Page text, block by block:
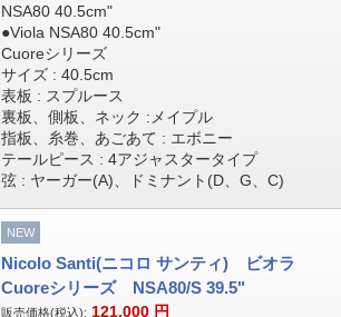
NSA80 40.5cm"
●Viola NSA80 40.5cm"
Cuoreシリーズ
サイズ : 40.5cm
表板 : スプルース
裏板、側板、ネック :メイプル
指板、糸巻、あごあて : エボニー
テールピース : 4アジャスタータイプ
弦 : ヤーガー(A)、ドミナント(D、G、C)
NEW
Nicolo Santi(ニコロ サンティ) ビオラ
Cuoreシリーズ NSA80/S 39.5"
販売価格(税込): 121,000 円